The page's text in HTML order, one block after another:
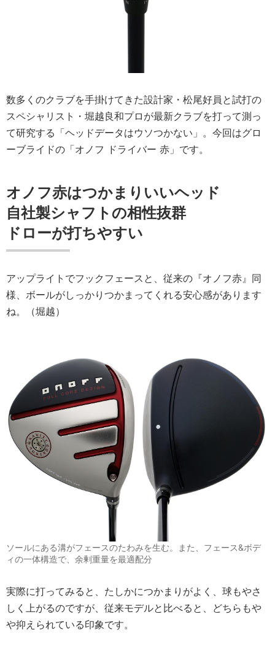
数多くのクラブを手掛けてきた設計家・松尾好員と試打の
スペシャリスト・堀越良和プロが最新クラブを打って測っ
て研究する「ヘッドデータはウソつかない」。今回はグロ
ーブライドの「オノフ ドライバー 赤」です。
オノフ赤はつかまりいいヘッド
自社製シャフトの相性抜群
ドローが打ちやすい
アップライトでフックフェースと、従来の『オノフ赤』同
様、ボールがしっかりつかまってくれる安心感があります
ね。（堀越）
ソールにある溝がフェースのたわみを生む。また、フェース&ボデ
ィの一体構造で、余剰重量を最適配分
実際に打ってみると、たしかにつかまりがよく、球もやさ
しく上がるのですが、従来モデルと比べると、どちらもや
や抑えられている印象です。